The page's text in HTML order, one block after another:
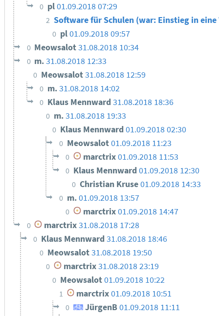
0 pl01.09.2018 07:29
2 Software für Schulen (war: Einstieg in
0 pl01.09.2018 09:57
0 Meowsalot31.08.2018 10:34
0 m.31.08.2018 12:33
0 Meowsalot31.08.2018 12:59
0 m.31.08.2018 14:02
0 Klaus Mennward 31.08.2018 18:36
0 m.31.08.2018 19:33
0 Klaus Mennward01.09.2018 02:30
0 Meowsalot01.09.2018 11:23
0 marctrix 01.09.2018 11:53
0 Klaus Mennward 01.09.2018 12:30
0 Christian Kruse01.09.2018 14:33
0 m.01.09.2018 13:57
0 marctrix 01.09.2018 14:47
0 marctrix31.08.2018 17:28
0 Klaus Mennward 31.08.2018 18:46
0 Meowsalot31.08.2018 19:50
0 marctrix31.08.2018 23:19
0 Meowsalot01.09.2018 10:22
1 marctrix01.09.2018 10:51
0 JürgenB01.09.2018 11:11